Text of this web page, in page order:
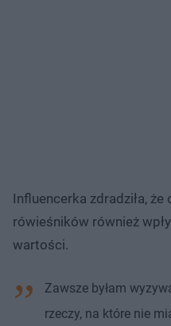
Influencerka zdradziła,
rówieśników również
wartości.
Zawsze byłam
rzeczy, na które nie